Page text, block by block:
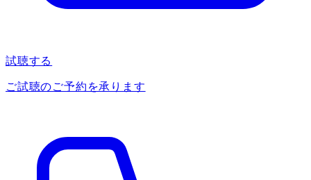
試聴する
ご試聴のご予約を承ります